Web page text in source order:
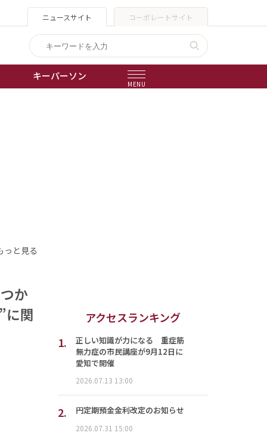
ニュースサイト コーポレートサイト
キーパーソン
MENU
っと見る
か
に関
アクセスランキング
1.
正しい知識が力になる 重症筋
無力症の市民講座が9月12日に
愛知で開催
2026.07.13 13:00
2. 円定期預金金利改定のお知らせ
2026.07.31 15:00